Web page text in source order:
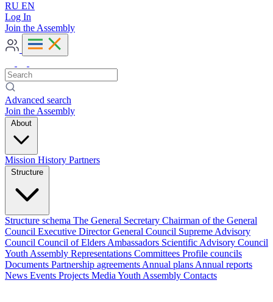
RU EN
Log In
Join the Assembly
Advanced search
Join the Assembly
About
Mission History Partners
Structure
Structure schema The General Secretary Chairman of the General
Council Executive DirectorGeneral Council Supreme Advisory
Council Council of Elders Ambassadors Scientific Advisory Council
Youth Assembly Representations Committees Profile councils
Documents Partnership agreements Annual plans Annual reports
News Events Projects Media Youth Assembly Contacts